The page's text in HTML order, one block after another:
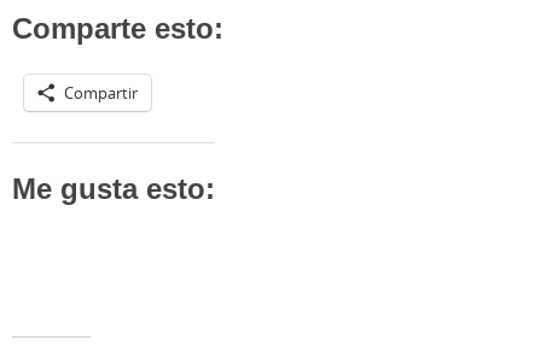
Comparte esto:
Compartir
Me gusta esto: